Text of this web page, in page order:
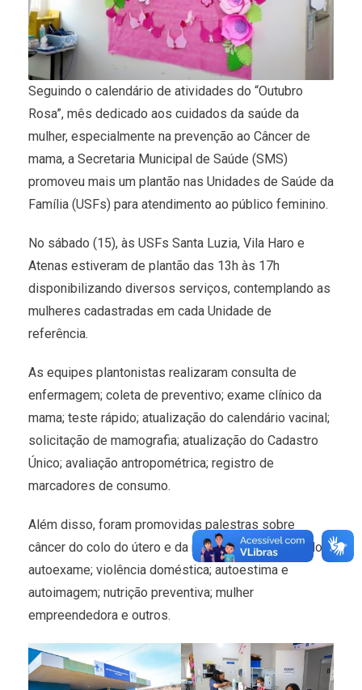
Seguindo o calendário de atividades do “Outubro
Rosa”, mês dedicado aos cuidados da saúde da
mulher, especialmente na prevenção ao Câncer de
mama, a Secretaria Municipal de Saúde (SMS)
promoveu mais um plantão nas Unidades de Saúde da
Família (USFs) para atendimento ao público feminino.
No sábado (15), às USFs Santa Luzia, Vila Haro e
Atenas estiveram de plantão das 13h às 17h
disponibilizando diversos serviços, contemplando as
mulheres cadastradas em cada Unidade de
referência.
As equipes plantonistas realizaram consulta de
enfermagem; coleta de preventivo; exame clínico da
mama; teste rápido; atualização do calendário vacinal;
solicitação de mamografia; atualização do Cadastro
Único; avaliação antropométrica; registro de
marcadores de consumo.
Além disso, foram promovidas palestras sobre
câncer do colo do útero e da mama e importância do
autoexame; violência doméstica; autoestima e
autoimagem; nutrição preventiva; mulher
empreendedora e outros.